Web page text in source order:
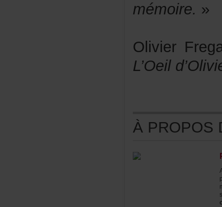
mémoire. »
L’Oeil